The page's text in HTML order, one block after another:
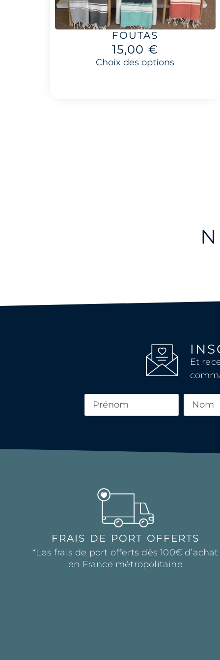
FOUTAS
15,00€
Choix des options
Et
FRAIS DE PORT OFFERTS
*Les frais de port offerts dès 100€ d’achat
en France métropolitaine